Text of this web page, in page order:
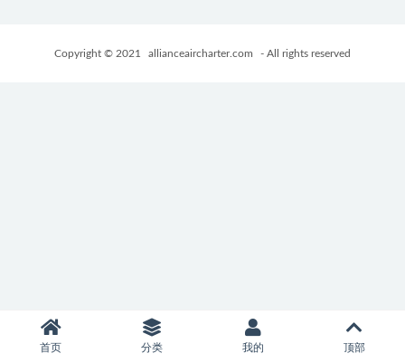
Copyright © 2021 allianceaircharter.com - All rights reserved
首页 分类 我的 顶部